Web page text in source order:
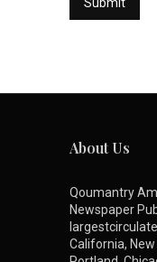
About Us
Qoumantry
Newspaper
California,